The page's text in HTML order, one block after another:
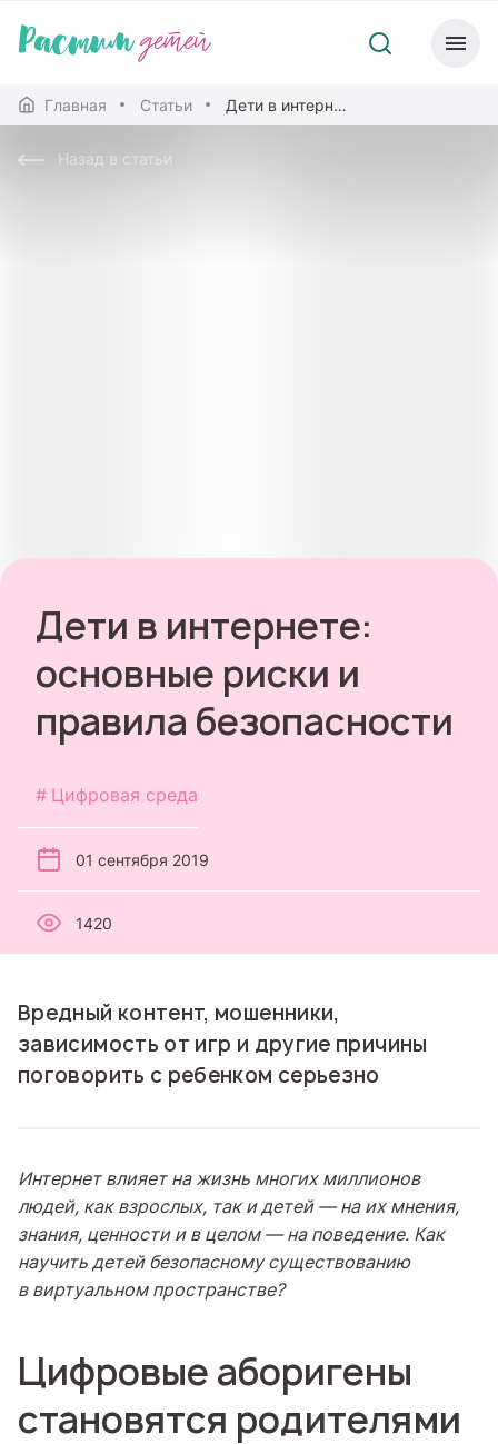
Главная Статьи Дети в интернете: основные риски и правила безопасности
Назад в статьи
Дети в интернете:
основные риски и
правила безопасности
Цифровая среда
01 сентября 2019
1420
Вредный контент, мошенники,
зависимость от игр и другие причины
поговорить с ребенком серьезно
Интернет влияет на жизнь многих миллионов
людей, как взрослых, так и детей — на их мнения,
знания, ценности и в целом — на поведение. Как
научить детей безопасному существованию
в виртуальном пространстве?
Цифровые аборигены
становятся родителями